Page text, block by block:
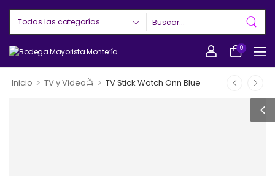
0
Inicio > TV y Video📺 > TV Stick Watch Onn Blue